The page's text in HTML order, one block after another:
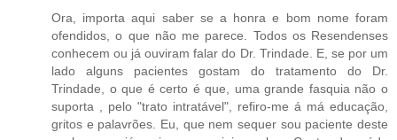
Ora, importa aqui saber se a honra e bom nome foram
ofendidos, o que não me parece. Todos os Resendenses
conhecem ou já ouviram falar do Dr. Trindade. E, se por um
lado alguns pacientes gostam do tratamento do Dr.
Trindade, o que é certo é que, uma grande fasquia não o
suporta , pelo "trato intratável", refiro-me á má educação,
gritos e palavrões. Eu, que nem sequer sou paciente deste